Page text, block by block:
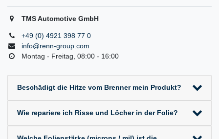
TMS Automotive GmbH
+49 (0) 4921 398 77 0
info@renn-group.com
Montag - Freitag, 08:00 - 16:00
Beschädigt die Hitze vom Brenner mein Produkt?
Wie repariere ich Risse und Löcher in der Folie?